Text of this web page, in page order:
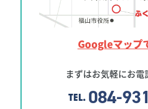
Googleマップ
まずはお気軽にお電
084-